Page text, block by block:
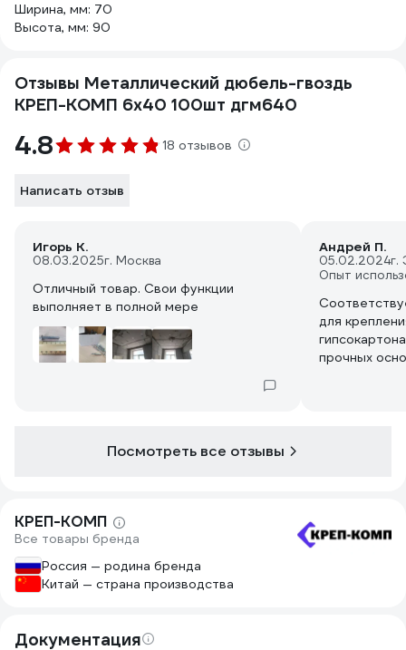
Ширина, мм: 70
Высота, мм: 90
Отзывы Металлический дюбель-гвоздь
КРЕП-КОМП 6х40 100шт дгм640
4.8 18 отзывов
Написать отзыв
Игорь К.
08.03.2025г. Москва
Отличный товар. Свои функции
выполняет в полной мере
Андрей П.
05.02.2024г.
Опыт
для
прочных
Посмотреть все отзывы
КРЕП-КОМП
Все товары бренда
Россия — родина бренда
Китай — страна производства
Документация